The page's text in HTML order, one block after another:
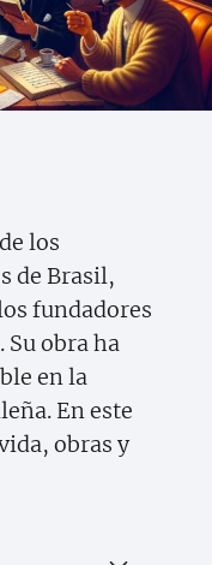
los
de Brasil,
fundadores
obra ha
en la
En este
obras y